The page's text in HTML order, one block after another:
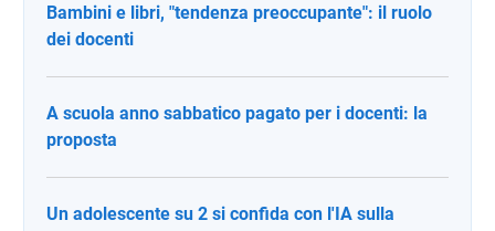
Bambini e libri, "tendenza preoccupante": il ruolo
dei docenti
A scuola anno sabbatico pagato per i docenti: la
proposta
Un adolescente su 2 si confida con l'IA sulla